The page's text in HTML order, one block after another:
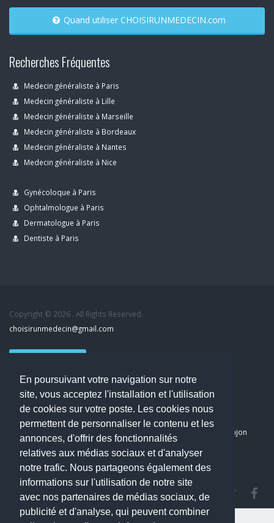
En poursuivant votre navigation sur notre
site, vous acceptez l'installation et l'utilisation
de cookies sur votre poste. Les cookies nous
permettent de personnaliser le contenu et les
annonces, d'offrir des fonctionnalités
relatives aux médias sociaux et d'analyser
notre trafic. Nous partageons également des
informations sur l'utilisation de notre site
avec nos partenaires de médias sociaux, de
publicité et d'analyse, qui peuvent combiner
Quand utiliser CHOISIRUNMEDECIN.com
Recherches Fréquentes
Medecin généraliste à Paris
Medecin généraliste à Lille
Medecin généraliste à Marseille
Medecin généraliste à Bordeaux
Medecin généraliste à Nantes
Medecin généraliste à Nice
Gynécoloque à Paris
Ophtalmologue à Paris
Dermatologue à Paris
Dentiste à Paris
Copyright © 2026 . All Rights Reserved.
choisirunmedecin@gmail.com
Nous contacter
Dernier avis : PASCAL DELCAMPE, Chirurgien maxillo-faciale à Arpajon